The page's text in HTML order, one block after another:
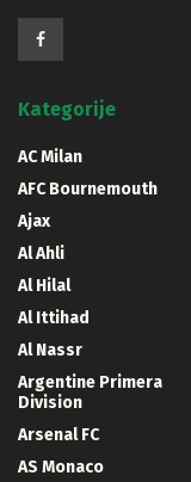
Kategorije
AC Milan
AFC Bournemouth
Ajax
Al Ahli
Al Hilal
Al Ittihad
Al Nassr
Argentine Primera
Division
Arsenal FC
AS Monaco